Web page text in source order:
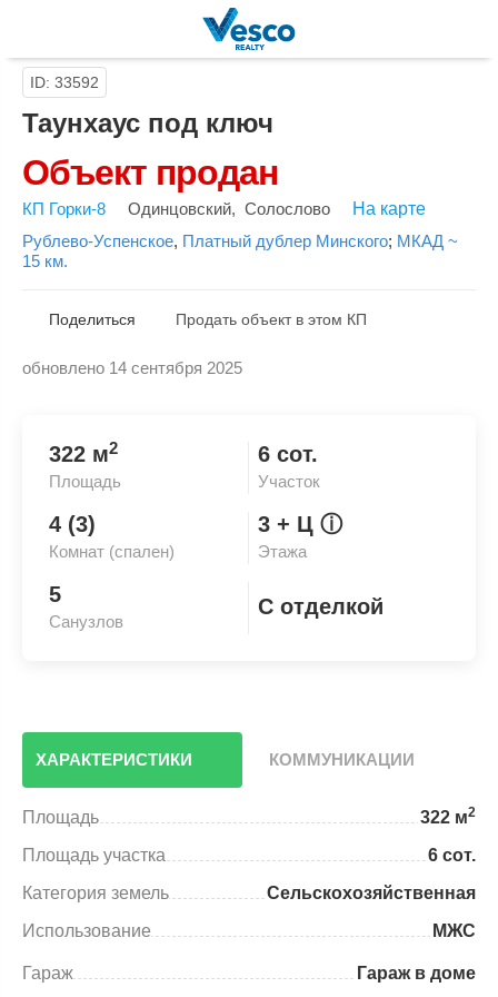
ID: 33592
Таунхаус под ключ
Объект продан
КП Горки-8 Одинцовский, Солослово
На карте
Рублево-Успенское, Платный дублер Минского; МКАД ~
15 км.
обновлено 14 сентября 2025
Поделиться Продать объект в этом КП
322 м2
Площадь
6 сот.
Участок
4 (3)
Комнат (спален)
3 + Ц ⓘ
Этажа
5
Санузлов
С отделкой
ХАРАКТЕРИСТИКИ КОММУНИКАЦИИ
Площадь 322 м2
Площадь участка
6 сот.
Категория земель
Сельскохозяйственная
Использование
МЖС
Гараж
Гараж в доме